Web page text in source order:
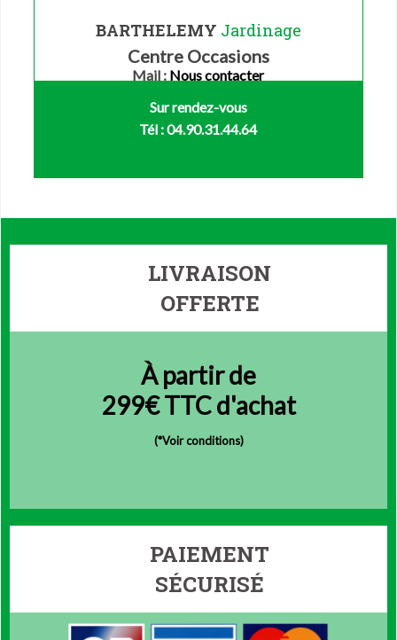
BARTHELEMY Jardinage
Centre Occasions
Mail : Nous contacter
Sur rendez-vous
Tél : 04.90.31.44.64
LIVRAISON
OFFERTE
À partir de
299€ TTC d'achat
(*Voir conditions)
PAIEMENT
SÉCURISÉ